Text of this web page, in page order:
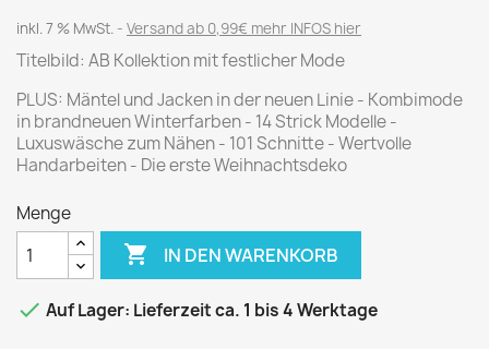
inkl. 7 % MwSt. Versand ab 0,99€ mehr INFOS hier
Titelbild: AB Kollektion mit festlicher Mode
PLUS: Mäntel und Jacken in der neuen Linie - Kombimode
in brandneuen Winterfarben - 14 Strick Modelle -
Luxuswäsche zum Nähen - 101 Schnitte - Wertvolle
Handarbeiten - Die erste Weihnachtsdeko
Menge
 IN DEN WARENKORB
 Auf Lager: Lieferzeit ca. 1 bis 4 Werktage